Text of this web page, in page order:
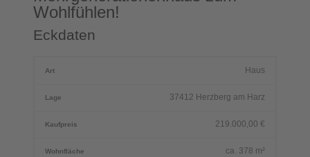
Wohlfühlen!
Eckdaten
Art Haus
Lage 37412 Herzberg am Harz
Kaufpreis 219.000,00 €
Wohnfläche ca. 378 m²